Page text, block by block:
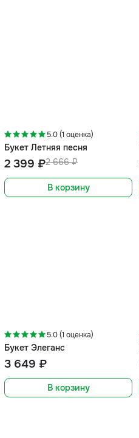
5.0 (1 оценка)
Букет Летняя песня
2 666 ₽
2 399 ₽
В корзину
5.0 (1 оценка)
Букет Элеганс
3 649 ₽
В корзину